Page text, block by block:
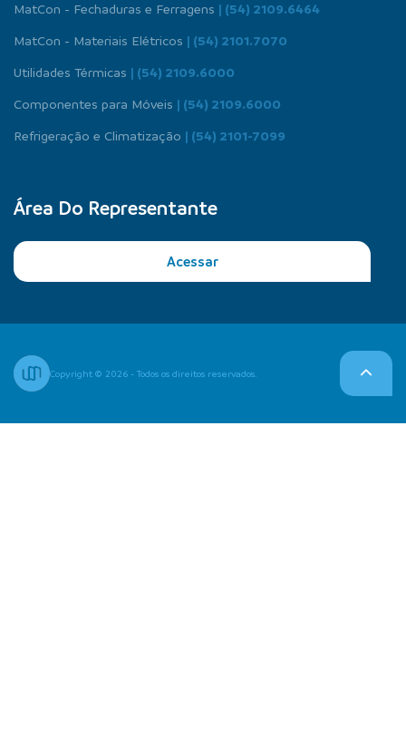
MatCon - Fechaduras e Ferragens | (54) 2109.6464
MatCon - Materiais Elétricos | (54) 2101.7070
Utilidades Térmicas | (54) 2109.6000
Componentes para Móveis | (54) 2109.6000
Refrigeração e Climatização | (54) 2101-7099
Área Do Representante
Acessar
Copyright © 2026 - Todos os direitos reservados.